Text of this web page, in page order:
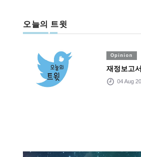
오늘의 트윗
Opinion
재정보고
04 Aug